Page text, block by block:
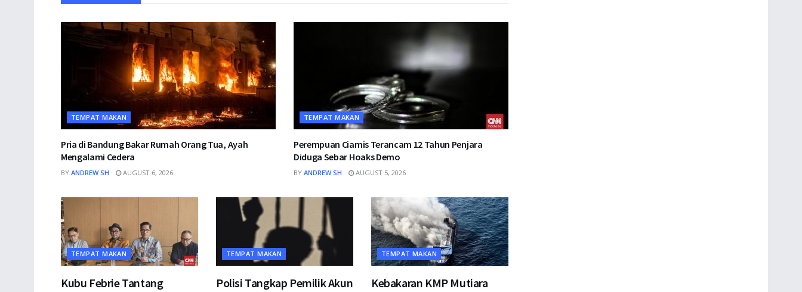
TEMPAT MAKAN
Pria di Bandung Bakar Rumah Orang Tua, Ayah
Mengalami Cedera
BY ANDREW SH AUGUST 6, 2026
TEMPAT MAKAN
Perempuan Ciamis Terancam 12 Tahun Penjara
Diduga Sebar Hoaks Demo
BY ANDREW SH AUGUST 5, 2026
TEMPAT MAKAN
Kubu Febrie Tantang
TEMPAT MAKAN
Polisi Tangkap Pemilik Akun
TEMPAT MAKAN
Kebakaran KMP Mutiara